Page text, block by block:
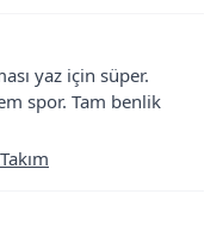
yaz için süper.
spor. Tam benlik